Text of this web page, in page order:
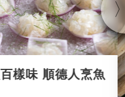
樣味 順德人烹魚